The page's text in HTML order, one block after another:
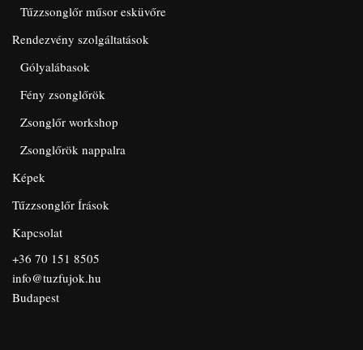
Tűzzsonglőr műsor esküvőre
Rendezvény szolgáltatások
Gólyalábasok
Fény zsonglőrök
Zsonglőr workshop
Zsonglőrök nappalra
Képek
Tűzzsonglőr Írások
Kapcsolat
+36 70 151 8505
info@tuzfujok.hu
Budapest